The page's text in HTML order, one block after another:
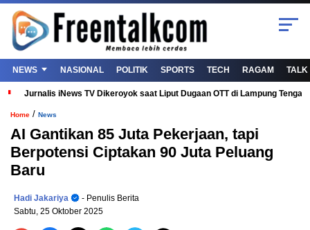
NEWS NASIONAL POLITIK SPORTS TECH RAGAM TALK
Jurnalis iNews TV Dikeroyok saat Liput Dugaan OTT di Lampung
Home / News
AI Gantikan 85 Juta Pekerjaan, tapi
Berpotensi Ciptakan 90 Juta Peluang
Baru
Hadi Jakariya
- Penulis Berita
Sabtu, 25 Oktober 2025